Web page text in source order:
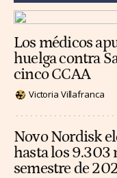
Los médicos
huelga contra
cinco CCAA
Victoria Villafranca
Novo Nordisk
hasta los
semestre de